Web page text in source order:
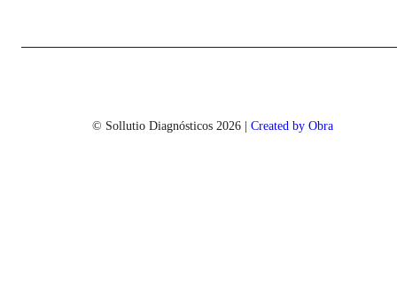
© Sollutio Diagnósticos 2026 | Created by Obra